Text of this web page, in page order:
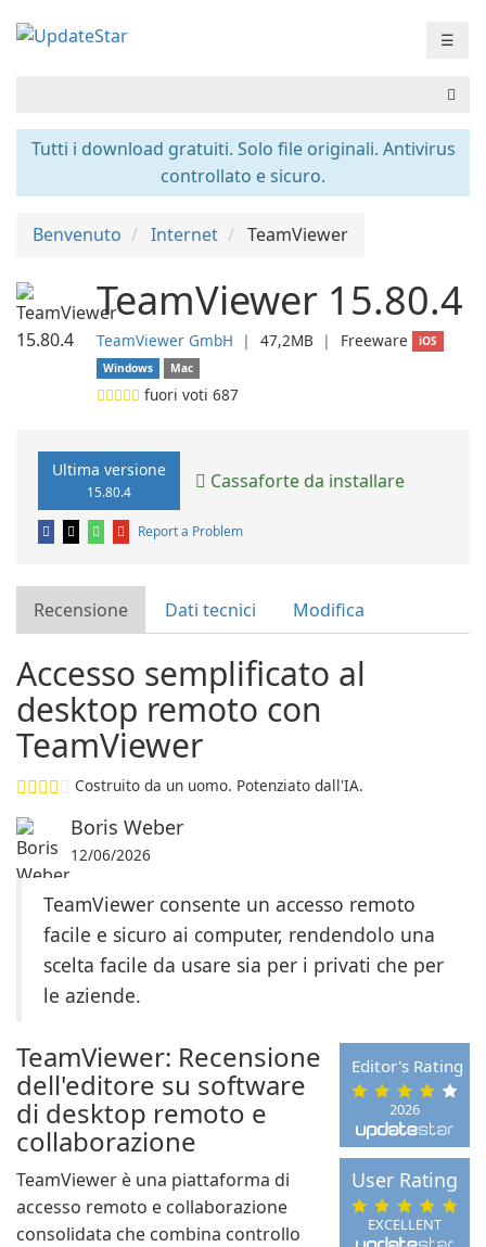
☰
Tutti i download gratuiti. Solo file originali. Antivirus
controllato e sicuro.
Benvenuto Internet TeamViewer
TeamViewer 15.80.4
TeamViewer GmbH ❘ 47,2MB ❘ Freeware
iOS
Windows
Mac
fuori voti 687
Ultima versione
15.80.4 Cassaforte da installare
Report a Problem
Recensione Dati tecnici Modifica
Accesso semplificato al
desktop remoto con
TeamViewer
Costruito da un uomo. Potenziato dall'IA.
Boris Weber
12/06/2026
TeamViewer consente un accesso remoto
facile e sicuro ai computer, rendendolo una
scelta facile da usare sia per i privati che per
le aziende.
2026
Editor's Rating
EXCELLENT
User Rating
TeamViewer: Recensione
dell'editore su software
di desktop remoto e
collaborazione
TeamViewer è una piattaforma di
accesso remoto e collaborazione
consolidata che combina controllo